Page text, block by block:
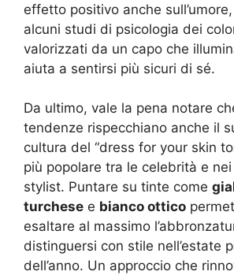
effetto positivo anche
alcuni studi di psicologia dei
valorizzati da un capo che
aiuta a sentirsi più sicuri di sé.
Da ultimo, vale la pena notare
tendenze rispecchiano anche il
cultura del “dress for your skin
più popolare tra le celebrità e
stylist. Puntare su tinte come
turchese e bianco ottico
esaltare al massimo
distinguersi con stile nell’estate
dell’anno. Un approccio che